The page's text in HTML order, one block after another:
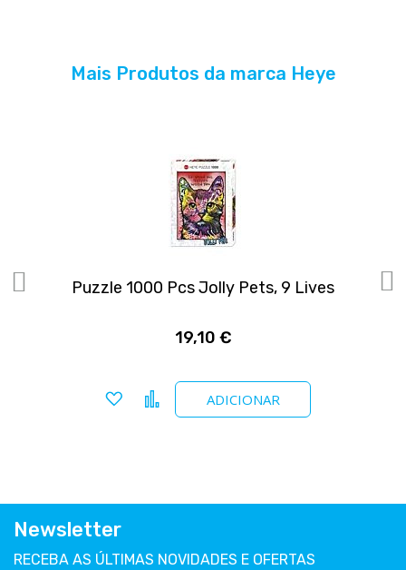
Mais Produtos da marca Heye
Puzzle 1000 Pcs Jolly Pets, 9 Lives
19,10 €
ADICIONAR
Adicionar a favoritos
Comparar
Newsletter
RECEBA AS ÚLTIMAS NOVIDADES E OFERTAS